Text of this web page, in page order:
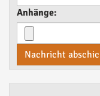
Anhänge:
Nachricht